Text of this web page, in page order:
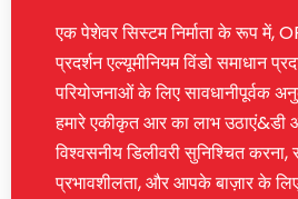
एक पेशेवर सिस्टम निर्माता के रूप में,
प्रदर्शन एल्यूमीनियम विंडो समाधान
परियोजनाओं के लिए सावधानीपूर्वक
हमारे एकीकृत आर का लाभ उठाएं&डी
विश्वसनीय डिलीवरी सुनिश्चित
प्रभावशीलता, और आपके बाज़ार के